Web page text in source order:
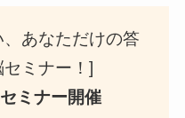
あなただけの答
ミナー！]
ミナー開催